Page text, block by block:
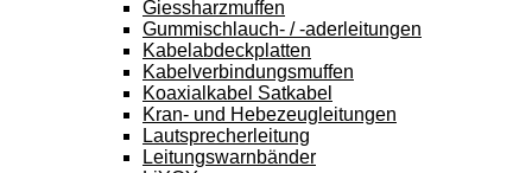
Giessharzmuffen
Gummischlauch- / -aderleitungen
Kabelabdeckplatten
Kabelverbindungsmuffen
Koaxialkabel Satkabel
Kran- und Hebezeugleitungen
Lautsprecherleitung
Leitungswarnbänder